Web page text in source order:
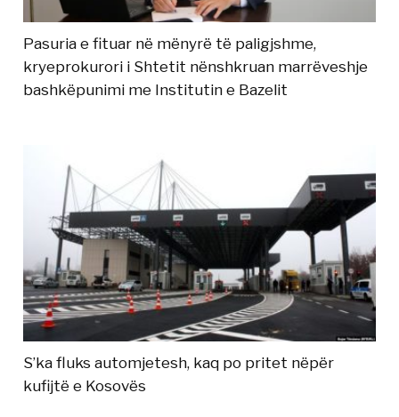
Pasuria e fituar në mënyrë të paligjshme,
kryeprokurori i Shtetit nënshkruan marrëveshje
bashkëpunimi me Institutin e Bazelit
S’ka fluks automjetesh, kaq po pritet nëpër
kufijtë e Kosovës